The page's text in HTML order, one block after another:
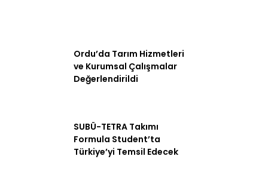
Ordu’da Tarım Hizmetleri
ve Kurumsal Çalışmalar
Değerlendirildi
SUBÜ-TETRA Takımı
Formula Student’ta
Türkiye’yi Temsil Edecek